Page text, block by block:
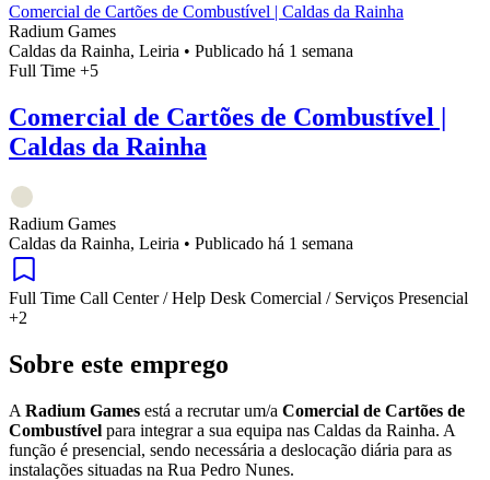
Comercial de Cartões de Combustível | Caldas da Rainha
Radium Games
Caldas da Rainha, Leiria • Publicado há 1 semana
Full Time +5
Comercial de Cartões de Combustível |
Caldas da Rainha
Radium Games
Caldas da Rainha, Leiria • Publicado há 1 semana
Full Time Call Center / Help Desk Comercial / Serviços Presencial
+2
Sobre este emprego
A Radium Games está a recrutar um/a Comercial de Cartões de
Combustível para integrar a sua equipa nas Caldas da Rainha. A
função é presencial, sendo necessária a deslocação diária para as
instalações situadas na Rua Pedro Nunes.